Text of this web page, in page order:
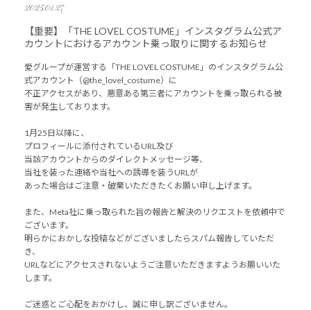
2025.01.27
【重要】「THE LOVEL COSTUME」インスタグラム公式ア
カウントにおけるアカウント乗っ取りに関するお知らせ
愛グループが運営する「THE LOVEL COSTUME」のインスタグラム公
式アカウント（@the_lovel_costume）に
不正アクセスがあり、悪意ある第三者にアカウントを乗っ取られる被
害が発生しております。
1月25日以降に、
プロフィールに添付されているURL及び
当該アカウントからのダイレクトメッセージ等、
当社を装った連絡や当社への誘導を装うURLが
あった場合はご注意・破棄いただきたくお願い申し上げます。
また、Meta社に乗っ取られた旨の報告と解決のリクエストを依頼中で
ございます。
明らかにおかしな投稿などがございましたらスパム報告していただ
き、
URLなどにアクセスされないようご注意いただきますようお願いいた
します。
ご迷惑とご心配をおかけし、誠に申し訳ございません。